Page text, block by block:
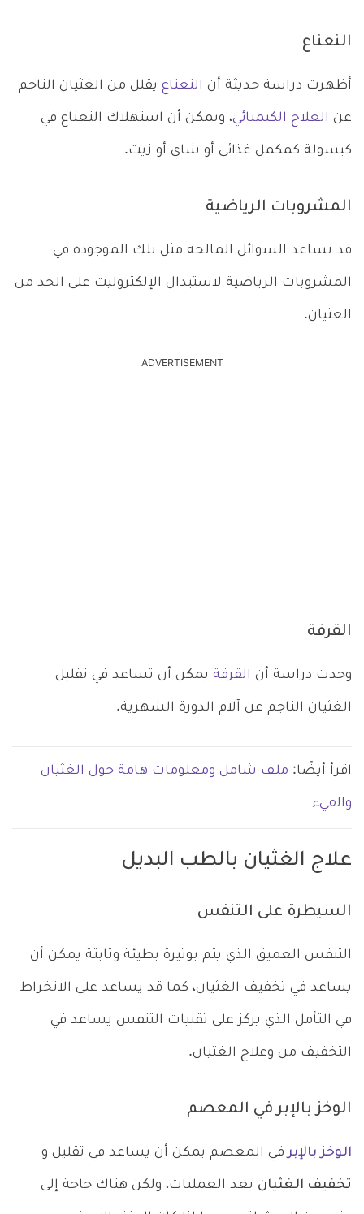
النعناع
أظهرت دراسة حديثة أن النعناع يقلل من الغثيان الناجم
عن العلاج الكيميائي، ويمكن أن استهلاك النعناع في
كبسولة كمكمل غذائي أو شاي أو زيت.
المشروبات الرياضية
قد تساعد السوائل المالحة مثل تلك الموجودة في
المشروبات الرياضية لاستبدال الإلكتروليت على الحد من
الغثيان.
ADVERTISEMENT
القرفة
وجدت دراسة أن القرفة يمكن أن تساعد في تقليل
الغثيان الناجم عن آلام الدورة الشهرية.
اقرأ أيضًا: ملف شامل ومعلومات هامة حول الغثيان
والقيء
علاج الغثيان بالطب البديل
السيطرة على التنفس
التنفس العميق الذي يتم بوتيرة بطيئة وثابتة يمكن أن
يساعد في تخفيف الغثيان، كما قد يساعد على الانخراط
في التأمل الذي يركز على تقنيات التنفس يساعد في
التخفيف من وعلاج الغثيان.
الوخز بالإبر في المعصم
الوخز بالإبر في المعصم يمكن أن يساعد في تقليل و
تخفيف الغثيان بعد العمليات، ولكن هناك حاجة إلى